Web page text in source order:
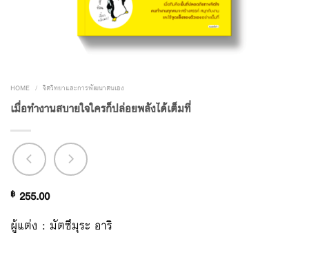
HOME / จิตวิทยาและการพัฒนาตนเอง
เมื่อทำงานสบายใจใครก็ปล่อยพลังได้เต็มที่
฿ 255.00
ผู้แต่ง : มัตซึมุระ อาริ